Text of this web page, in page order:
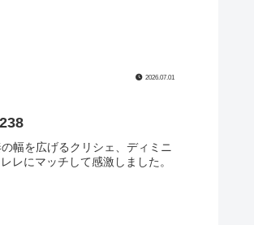
2026.07.01
幅を広げるクリシェ、ディミニ
レにマッチして感激しました。